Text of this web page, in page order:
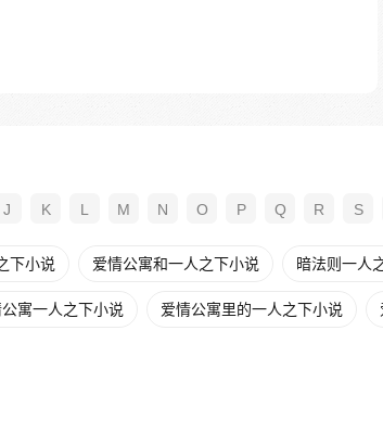
J K L M N O P Q R S
下小说 爱情公寓和一人之下小说 暗法则一人
寓一人之下小说 爱情公寓里的一人之下小说